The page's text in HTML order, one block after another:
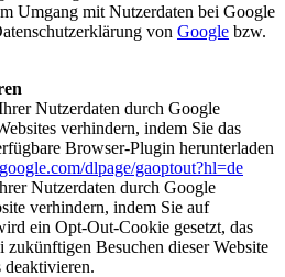
Umgang mit Nutzerdaten bei Google
von Google bzw.
Nutzerdaten durch Google
verhindern, indem Sie das
Browser-Plugin herunterladen
dlpage/gaoptout?hl=de
Nutzerdaten durch Google
verhindern, indem Sie auf
ein Opt-Out-Cookie gesetzt, das
Besuchen dieser Website